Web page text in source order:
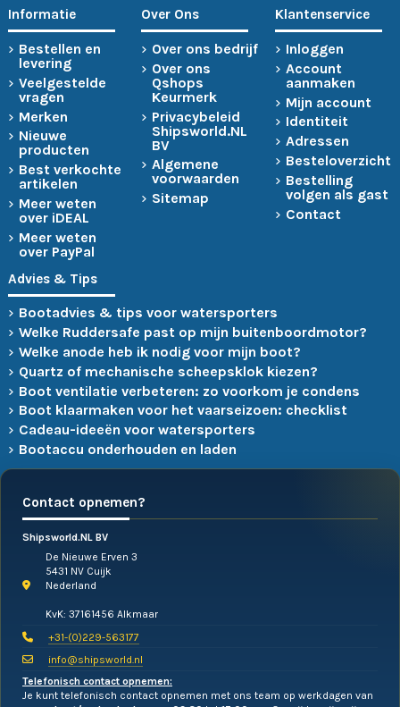
Informatie
Bestellen en
levering
Veelgestelde
vragen
Merken
Nieuwe
producten
Best verkochte
artikelen
Meer weten
over iDEAL
Meer weten
over PayPal
Over Ons
Over ons bedrijf
Over ons
Qshops
Keurmerk
Privacybeleid
Shipsworld.NL
BV
Algemene
voorwaarden
Sitemap
Klantenservice
Inloggen
Account
aanmaken
Mijn account
Identiteit
Adressen
Besteloverzicht
Bestelling
volgen als gast
Contact
Advies & Tips
Bootadvies & tips voor watersporters
Welke Ruddersafe past op mijn buitenboordmotor?
Welke anode heb ik nodig voor mijn boot?
Quartz of mechanische scheepsklok kiezen?
Boot ventilatie verbeteren: zo voorkom je condens
Boot klaarmaken voor het vaarseizoen: checklist
Cadeau-ideeën voor watersporters
Bootaccu onderhouden en laden
Contact opnemen?
Shipsworld.NL BV
De Nieuwe Erven 3
5431 NV Cuijk
Nederland
KvK: 37161456 Alkmaar
+31-(0)229-563177
info@shipsworld.nl
Telefonisch contact opnemen:
Je kunt telefonisch contact opnemen met ons team op werkdagen van